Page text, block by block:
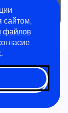
сайтом,
файлов
.